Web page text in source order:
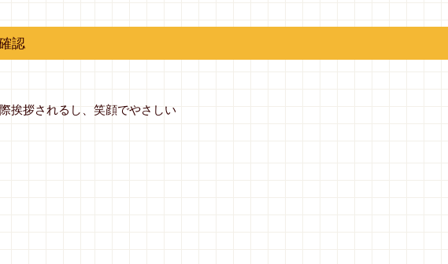
認
挨拶されるし、笑顔でやさしい